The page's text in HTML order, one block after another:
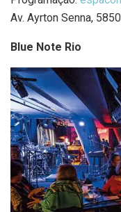
Av. Ayrton Senna,
Blue Note Rio